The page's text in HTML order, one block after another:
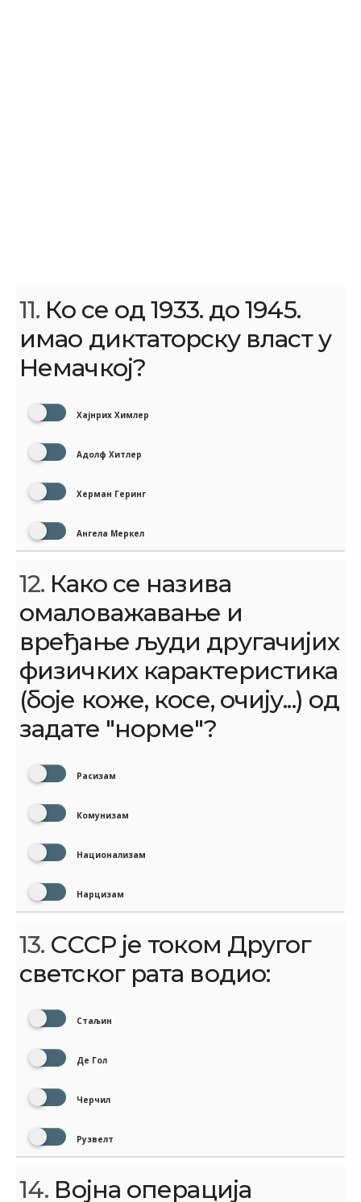
11. Ко се од 1933. до 1945.
имао диктаторску власт у
Немачкој?
Хајнрих Химлер
Адолф Хитлер
Херман Геринг
Ангела Меркел
12. Како се назива
омаловажавање и
вређање људи другачијих
физичких карактеристика
(боје коже, косе, очију...) од
задате "норме"?
Расизам
Комунизам
Национализам
Нарцизам
13. СССР је током Другог
светског рата водио:
Стаљин
Де Гол
Черчил
Рузвелт
14. Војна операција